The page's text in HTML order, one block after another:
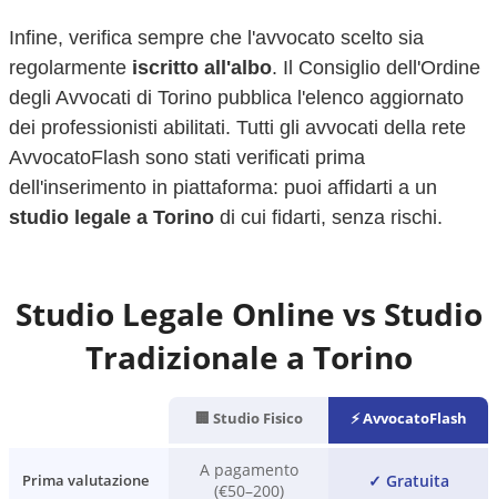
Infine, verifica sempre che l'avvocato scelto sia
regolarmente iscritto all'albo. Il Consiglio dell'Ordine
degli Avvocati di Torino pubblica l'elenco aggiornato
dei professionisti abilitati. Tutti gli avvocati della rete
AvvocatoFlash sono stati verificati prima
dell'inserimento in piattaforma: puoi affidarti a un
studio legale a Torino di cui fidarti, senza rischi.
Studio Legale Online vs Studio
Tradizionale a Torino
🏢 Studio Fisico ⚡ AvvocatoFlash
Prima valutazione
A pagamento
(€50–200)
✓ Gratuita